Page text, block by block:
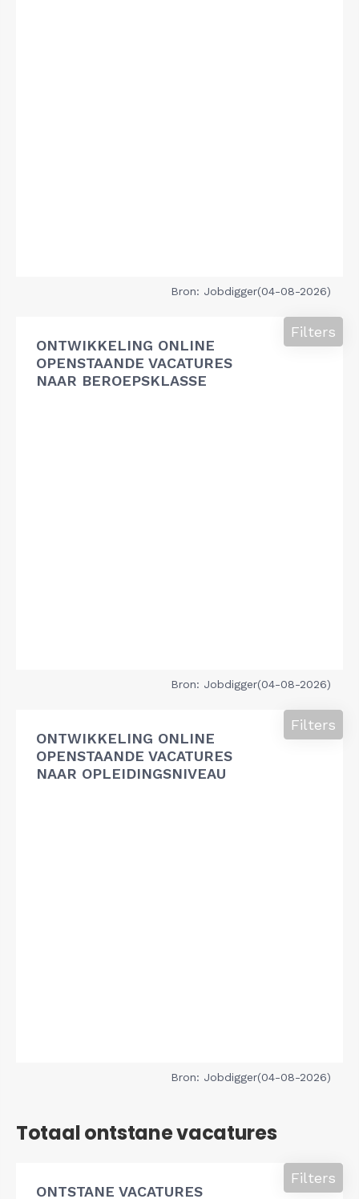
Bron: Jobdigger(04-08-2026)
ONTWIKKELING ONLINE
OPENSTAANDE VACATURES
NAAR BEROEPSKLASSE
Filters
Bron: Jobdigger(04-08-2026)
ONTWIKKELING ONLINE
OPENSTAANDE VACATURES
NAAR OPLEIDINGSNIVEAU
Filters
Bron: Jobdigger(04-08-2026)
Totaal ontstane vacatures
ONTSTANE VACATURES
Filters